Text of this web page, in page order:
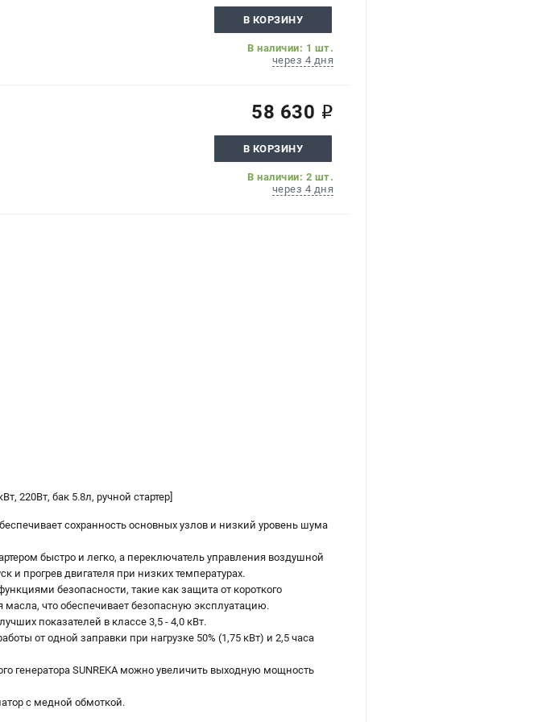
В наличии: 1 шт.
через 4 дня
В КОРЗИНУ
58 630 i
В наличии: 2 шт.
через 4 дня
В КОРЗИНУ
220Вт, бак 5.8л, ручной стартер]
сохранность основных узлов и низкий уровень шума
быстро и легко, а переключатель управления воздушной
и прогрев двигателя при низких температурах.
безопасности, такие как защита от короткого
что обеспечивает безопасную эксплуатацию.
показателей в классе 3,5 - 4,0 кВт.
от одной заправки при нагрузке 50% (1,75 кВт) и 2,5 часа
генератора SUNREKA можно увеличить выходную мощность
с медной обмоткой.